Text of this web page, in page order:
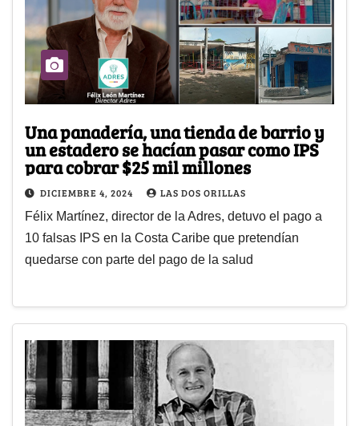
Una panadería, una tienda de barrio y
un estadero se hacían pasar como IPS
para cobrar $25 mil millones
DICIEMBRE 4, 2024 LAS DOS ORILLAS
Félix Martínez, director de la Adres, detuvo el pago a
10 falsas IPS en la Costa Caribe que pretendían
quedarse con parte del pago de la salud